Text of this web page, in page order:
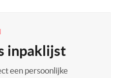
inpaklijst
een persoonlijke